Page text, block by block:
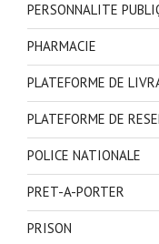
PERSONNALITE
PHARMACIE
PLATEFORME DE
PLATEFORME DE
POLICE NATIONALE
PRET-A-PORTER
PRISON